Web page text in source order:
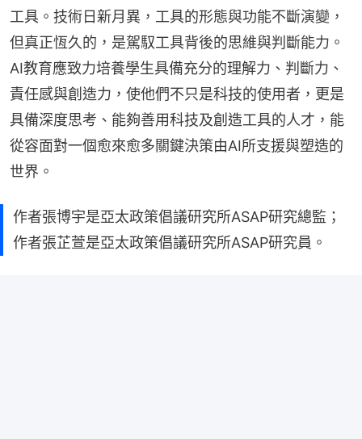
工具。技術日新月異，工具的形態與功能不斷演變，
但真正恆久的，是駕馭工具背後的思維與判斷能力。
AI教育應致力培養學生具備充分的理解力、判斷力、
責任感與創造力，使他們不只是科技的使用者，更是
具備深度思考、能夠善用科技及創造工具的人才，能
從容面對一個愈來愈多關鍵決策由AI所支援與塑造的
世界。
作者張博宇是亞太政策倡議研究所ASAP研究總監；
作者張芷萱是亞太政策倡議研究所ASAP研究員。